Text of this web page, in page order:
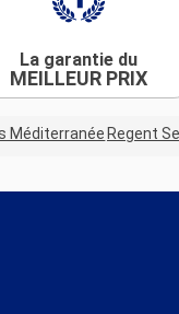
La garantie du
MEILLEUR PRIX
Méditerranée Regent